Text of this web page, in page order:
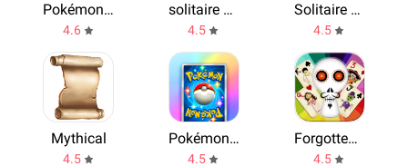
Pokémon TCG Live
4.6
solitaire clash
4.5
Solitaire TriPeaks
4.5
Mythical
4.5
Pokémon TCG Pocket - Card Game
4.5
Forgotten Tales: Day of the De
4.5